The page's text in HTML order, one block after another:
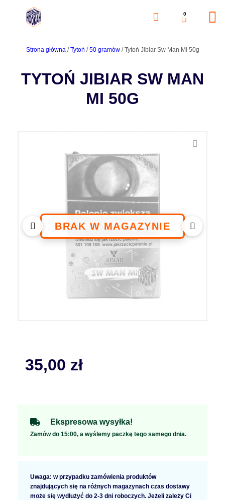
0
Strona główna/Tytoń /50 gramów/ Tytoń Jibiar Sw Man Mi 50g
TYTOŃ JIBIAR SW MAN
MI 50G
35,00 zł
Ekspresowa wysyłka!
Zamów do 15:00, a wyślemy paczkę tego samego dnia.
Uwaga: w przypadku zamówienia produktów
znajdujących się na różnych magazynach czas dostawy
może się wydłużyć do 2-3 dni roboczych. Jeżeli zależy Ci